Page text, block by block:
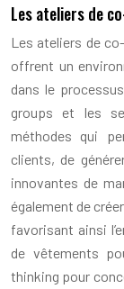
Les ateliers de
Les ateliers de
offrent un
dans le
groups et les
méthodes qui
clients, de
innovantes de
également de
favorisant ainsi
de vêtements
thinking pour